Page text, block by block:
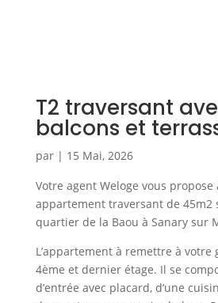
T2 traversant
balcons et
par | 15 Mai, 2026
Votre agent Weloge vous propose
appartement traversant de 45m2
quartier de la Baou à Sanary sur
L’appartement à remettre à votre
4ème et dernier étage. Il se
d’entrée avec placard, d’une